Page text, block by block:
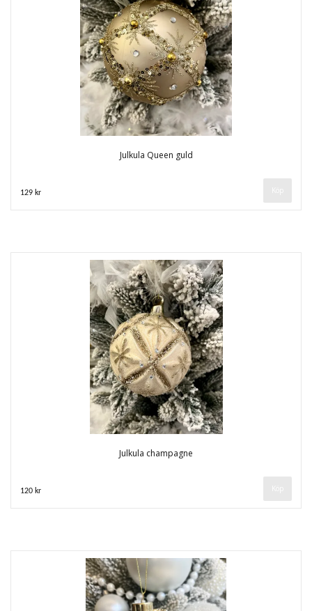
Julkula Queen guld
129 kr
Julkula champagne
120 kr